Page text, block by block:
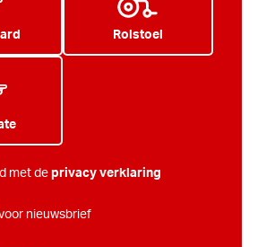
Rolstoel
met de privacy verklaring
nieuwsbrief